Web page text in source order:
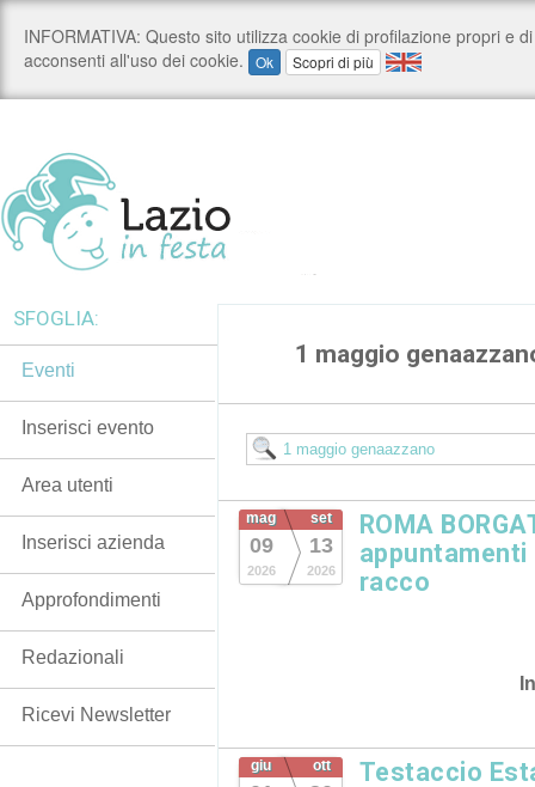
1 maggio
mag
09
2026
set
13
2026
ROMA
racco
giu ott
Testaccio
SFOGLIA:
Eventi
Inserisci evento
Area utenti
Inserisci azienda
Approfondimenti
Redazionali
Ricevi Newsletter